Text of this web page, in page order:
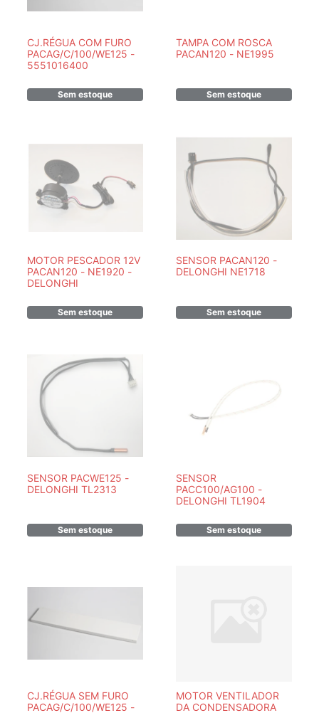
CJ.RÉGUA COM FURO
PACAG/C/100/WE125 -
5551016400
Sem estoque
TAMPA COM ROSCA
PACAN120 - NE1995
Sem estoque
MOTOR PESCADOR 12V
PACAN120 - NE1920 -
DELONGHI
Sem estoque
SENSOR PACAN120 -
DELONGHI NE1718
Sem estoque
SENSOR PACWE125 -
DELONGHI TL2313
Sem estoque
SENSOR
PACC100/AG100 -
DELONGHI TL1904
Sem estoque
CJ.RÉGUA SEM FURO
PACAG/C/100/WE125 -
MOTOR VENTILADOR
DA CONDENSADORA